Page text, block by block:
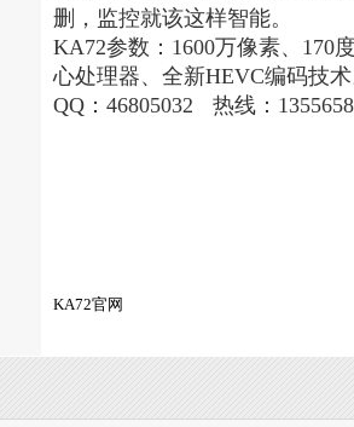
删，监控就该这样智能。
KA72参数：1600万像素、170
心处理器、全新HEVC编码技
QQ：46805032
热线：
KA72官网